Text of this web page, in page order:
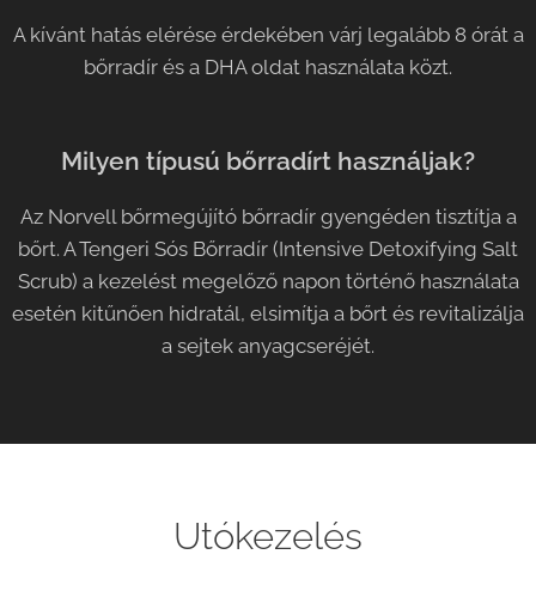
A kívánt hatás elérése érdekében várj legalább 8 órát a
bőrradír és a DHA oldat használata közt.
Milyen típusú bőrradírt használjak?
Az Norvell bőrmegújító bőrradír gyengéden tisztítja a
bőrt. A Tengeri Sós Bőrradír (Intensive Detoxifying Salt
Scrub) a kezelést megelőző napon történő használata
esetén kitűnően hidratál, elsimítja a bőrt és revitalizálja
a sejtek anyagcseréjét.
Utókezelés